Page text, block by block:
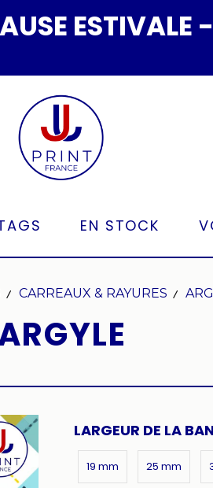
-
EN STOCK
CARREAUX & RAYURES
LARGEUR DE LA
19 mm 25 mm